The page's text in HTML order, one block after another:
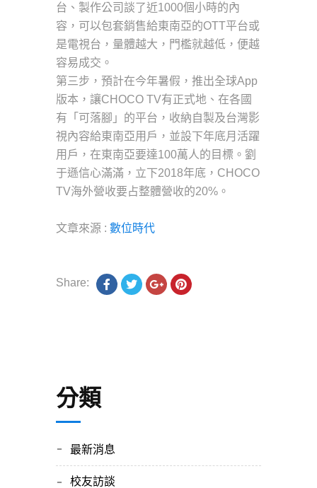
台、製作公司談了近1000個小時的內
容，可以包套銷售給東南亞的OTT平台或
是電視台，量體越大，門檻就越低，便越
容易成交。
第三步，預計在今年暑假，推出全球App
版本，讓CHOCO TV有正式地、在各國
有「可落腳」的平台，收納自製及台灣影
視內容給東南亞用戶，並設下年底月活躍
用戶，在東南亞要達100萬人的目標。劉
于遜信心滿滿，立下2018年底，CHOCO
TV海外營收要占整體營收的20%。
文章來源 : 數位時代
Share:
分類
最新消息
校友訪談